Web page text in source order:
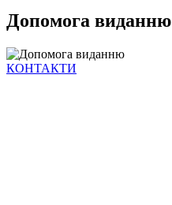
Допомога виданню
КОНТАКТИ